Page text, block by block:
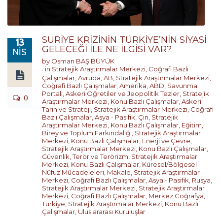
13
NIS
0
SURİYE KRİZİNİN TÜRKİYE’NİN SİYASİ
GELECEĞİ İLE NE İLGİSİ VAR?
by Osman BAŞIBÜYÜK
in Stratejik Araştırmalar Merkezi Coğrafi Bazlı
Çalışmalar Avrupa AB Stratejik Araştırmalar Merkezi
Coğrafi Bazlı Çalışmalar Amerika ABD Savunma
Portalı Askeri Öğretiler ve Jeopolitik Tezler Stratejik
Araştırmalar Merkezi Konu Bazlı Çalışmalar Askeri
Tarih ve Strateji Stratejik Araştırmalar Merkezi Coğrafi
Bazlı Çalışmalar Asya - Pasifik Çin Stratejik
Araştırmalar Merkezi Konu Bazlı Çalışmalar Eğitim,
Birey ve Toplum Farkındalığı Stratejik Araştırmalar
Merkezi Konu Bazlı Çalışmalar Enerji ve Çevre
Stratejik Araştırmalar Merkezi Konu Bazlı Çalışmalar
Güvenlik, Terör ve Terörizm Stratejik Araştırmalar
Merkezi Konu Bazlı Çalışmalar Küresel/Bölgesel
Nüfuz Mücadeleleri Makale Stratejik Araştırmalar
Merkezi Coğrafi Bazlı Çalışmalar Asya - Pasifik Rusya
Stratejik Araştırmalar Merkezi Stratejik Araştırmalar
Merkezi Coğrafi Bazlı Çalışmalar Merkez Coğrafya
Türkiye Stratejik Araştırmalar Merkezi Konu Bazlı
Çalışmalar Uluslararası Kuruluşlar